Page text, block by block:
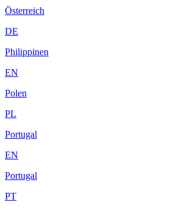
Österreich
DE
Philippinen
EN
Polen
PL
Portugal
EN
Portugal
PT